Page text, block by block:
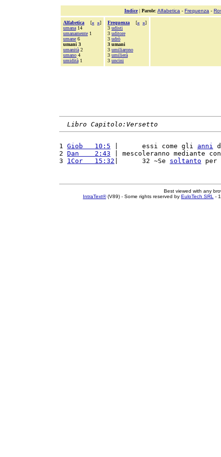
Indice| Parole: Alfabetica - Frequenza -
Alfabetica [« »]
umana 14
umanamente 1
umane 6
umani 3
umanità 2
umano 4
umidità 1
Frequenza [« »]
3 udisti
3 uditore
3 udrò
3 umani
3 umiliarono
3 umilierà
3 uncini
Libro Capitolo:Versetto
1 Giob   10:5 |      essi come gli anni
2 Dan    2:43 | mescoleranno mediante
3 1Cor   15:32 |      32 ~Se soltanto per
Best viewed with any
IntraText®(V89) - Some rights reserved by EuloTech SRL -